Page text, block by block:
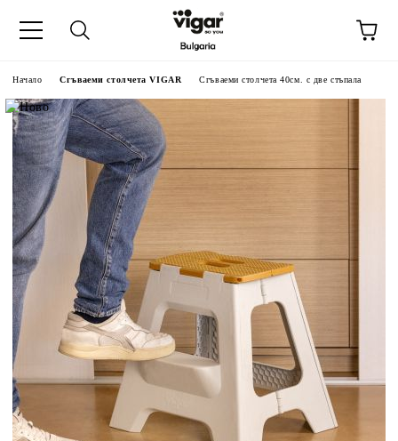
Начало Сгъваеми столчета VIGAR Сгъваеми столчета 40см. с две стъпала